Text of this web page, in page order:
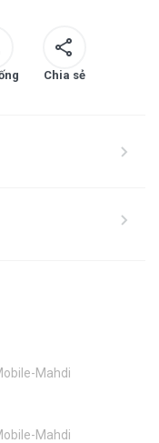
Chia sẻ
Mahdi
Mahdi